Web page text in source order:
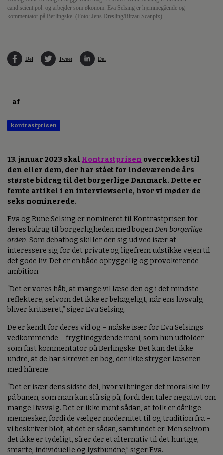
cand.scient.pol. og arbejder som økonom. Eva Selsing er hjemmegående og
kommentator på Berlingske. (Foto: Jens Dresling/Ritzau Scanpix)
Del Tweet Del
af
kontrastprisen
13. januar 2023 skal Kontrastprisen overrækkes til
den eller dem, der har stået for indeværende års
største bidrag til det borgerlige Danmark. Dette er
femte artikel i en interviewserie, hvor vi møder de
seks nominerede.
Eva og Rune Selsing er nomineret til Kontrastprisen for
deres bidrag til borgerligheden med bogenDen borgerlige
orden. Som debatbog skiller den sig ud ved især at
interessere sig for det private og ligefrem udstikke vejen til
det gode liv. Det er en både opbyggelig og provokerende
ambition.
“Det er vores håb, at mange vil læse den og i det mindste
reflektere, selvom det ikke er behageligt, når ens livsvalg
bliver kritiseret,” siger Eva Selsing.
De er kendt for deres vid og – måske især for Eva Selsings
vedkommende – frygtindgydende ironi, som hun udfolder
som fast kommentator på Berlingske. Det kan det ikke
undre, at de har skrevet en bog, der ikke stryger læseren
med hårene.
“Det er især dens sidste del, hvor vi bringer det moralske liv
på banen, som man kan slå sig på, fordi den taler negativt om
mange livsvalg. Det er ikke ment sådan, at folk er dårlige
mennesker, fordi de vælger modernitet til og tradition fra –
vi beskriver blot, at det er sådan, samfundet er. Men selvom
det ikke er tydeligt, så er der et alternativ til det hurtige,
smarte, individuelle og lystbundne,” siger Eva.